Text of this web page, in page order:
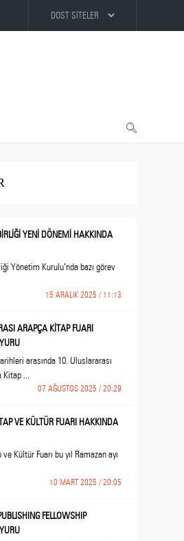
YENİ DÖNEMİ HAKKINDA
Yönetim Kurulu’nda bazı görev
15 ARALIK 2025 / 11:13
ARAPÇA KİTAP FUARI
arasında 10. Uluslararası
Kitap ...
07 AĞUSTOS 2025 / 20:29
VE KÜLTÜR FUARI HAKKINDA
Kültür Fuarı bu yıl Ramazan ayı
10 MART 2025 / 20:05
FELLOWSHIP